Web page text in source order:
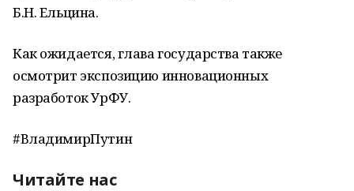
Б.Н. Ельцина.
Как ожидается, глава государства также
осмотрит экспозицию инновационных
разработок УрФУ.
#ВладимирПутин
Читайте нас